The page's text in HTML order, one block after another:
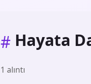
# Hayata
1 alıntı